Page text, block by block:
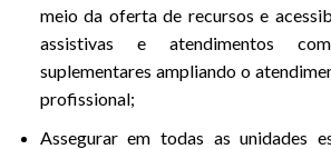
meio da oferta de recursos e
assistivas e atendimentos
suplementares ampliando o
profissional;
Assegurar em todas as unidades